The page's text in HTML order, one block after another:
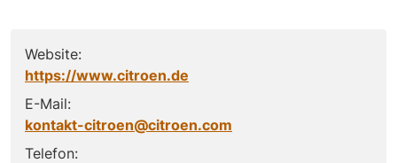
Website:
https://www.citroen.de
E-Mail:
kontakt-citroen@citroen.com
Telefon: